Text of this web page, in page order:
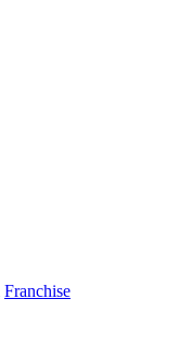
Franchise